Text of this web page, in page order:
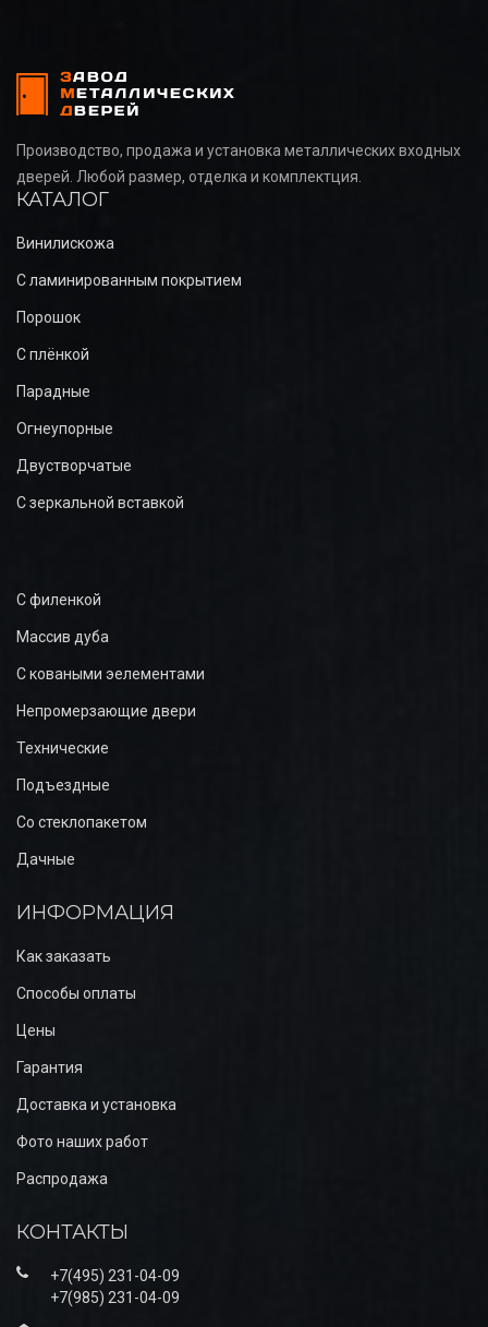
Производство, продажа и установка металлических входных
дверей. Любой размер, отделка и комплектция.
КАТАЛОГ
Винилискожа
С ламинированным покрытием
Порошок
С плёнкой
Парадные
Огнеупорные
Двустворчатые
С зеркальной вставкой
С филенкой
Массив дуба
С коваными эелементами
Непромерзающие двери
Технические
Подъездные
Со стеклопакетом
Дачные
ИНФОРМАЦИЯ
Как заказать
Способы оплаты
Цены
Гарантия
Доставка и установка
Фото наших работ
Распродажа
КОНТАКТЫ
+7(495) 231-04-09
+7(985) 231-04-09